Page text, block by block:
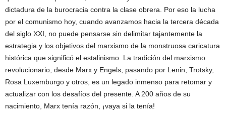
dictadura de la burocracia contra la clase obrera. Por eso la lucha
por el comunismo hoy, cuando avanzamos hacia la tercera década
del siglo XXI, no puede pensarse sin delimitar tajantemente la
estrategia y los objetivos del marxismo de la monstruosa caricatura
histórica que significó el estalinismo. La tradición del marxismo
revolucionario, desde Marx y Engels, pasando por Lenin, Trotsky,
Rosa Luxemburgo y otros, es un legado inmenso para retomar y
actualizar con los desafíos del presente. A 200 años de su
nacimiento, Marx tenía razón, ¡vaya si la tenía!